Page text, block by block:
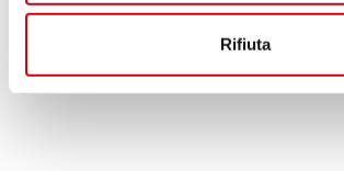
Rifiuta
360,00 CHF